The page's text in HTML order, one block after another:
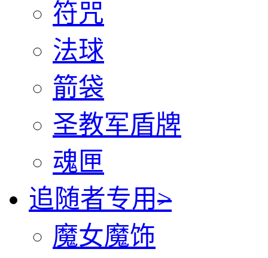
符咒
法球
箭袋
圣教军盾牌
魂匣
追随者专用>
魔女魔饰